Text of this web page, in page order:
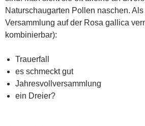
Naturschaugarten Pollen naschen.
Versammlung auf der Rosa gallica
kombinierbar):
Trauerfall
es schmeckt gut
Jahresvollversammlung
ein Dreier?